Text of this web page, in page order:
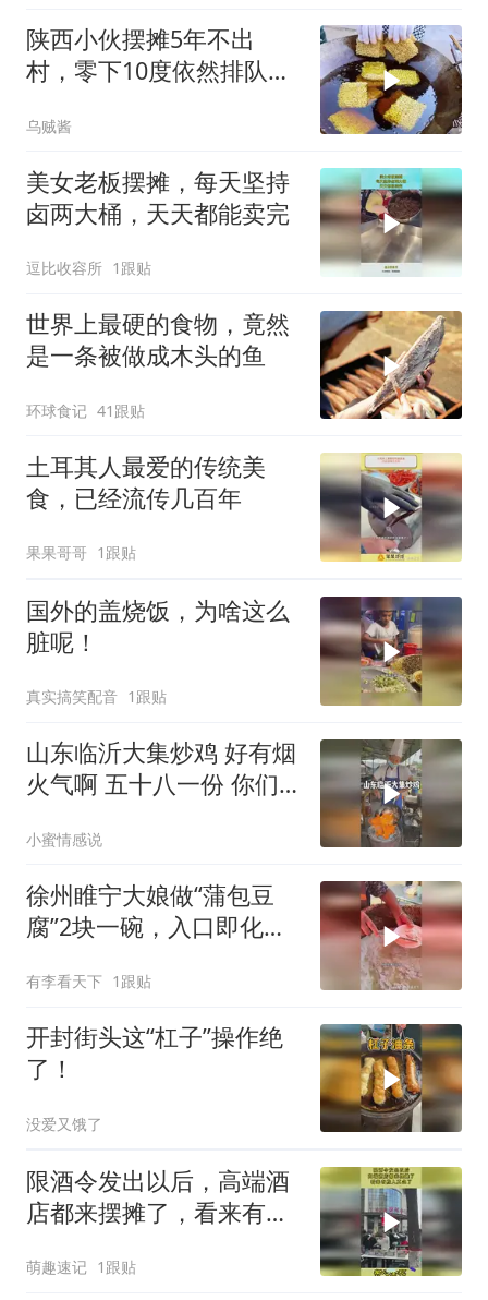
陕西小伙摆摊5年不出
村，零下10度依然排队，
乌贼酱
美女老板摆摊，每天坚持
卤两大桶，天天都能卖完
逗比收容所 1跟贴
世界上最硬的食物，竟然
是一条被做成木头的鱼
环球食记 41跟贴
土耳其人最爱的传统美
食，已经流传几百年
果果哥哥 1跟贴
国外的盖烧饭，为啥这么
脏呢！
真实搞笑配音 1跟贴
山东临沂大集炒鸡 好有烟
火气啊 五十八一份 你们
小蜜情感说
徐州睢宁大娘做“蒲包豆
腐”2块一碗，入口即化，
有李看天下 1跟贴
开封街头这“杠子”操作绝
了！
没爱又饿了
限酒令发出以后，高端酒
店都来摆摊了，看来有些
萌趣速记 1跟贴